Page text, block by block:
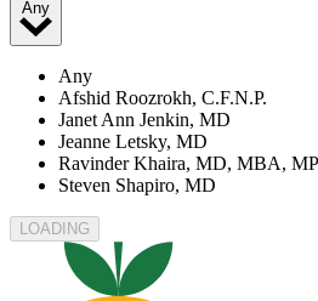
Any
Any
Afshid Roozrokh, C.F.N.P.
Janet Ann Jenkin, MD
Jeanne Letsky, MD
Ravinder Khaira, MD, MBA,
Steven Shapiro, MD
LOADING